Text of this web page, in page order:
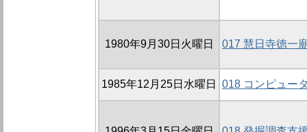
1980年9月30日火曜日 017 慧日寺徳一
1985年12月25日水曜日 018 コンピュー